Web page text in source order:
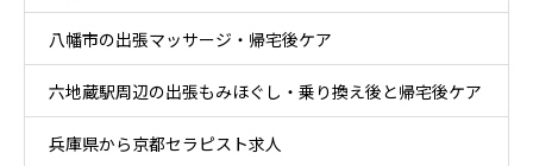
八幡市の出張マッサージ・帰宅後ケア
六地蔵駅周辺の出張もみほぐし・乗り換え後と帰宅後ケア
兵庫県から京都セラピスト求人